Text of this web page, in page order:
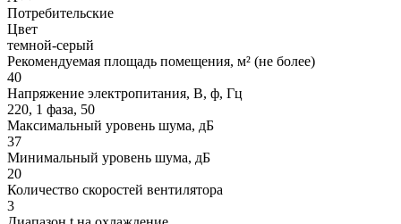
Потребительские
Цвет
темной-серый
Рекомендуемая площадь помещения, м² (не более)
40
Напряжение электропитания, В, ф, Гц
220, 1 фаза, 50
Максимальный уровень шума, дБ
37
Минимальный уровень шума, дБ
20
Количество скоростей вентилятора
3